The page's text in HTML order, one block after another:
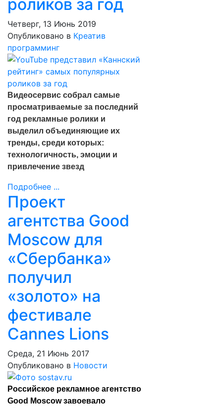
роликов за год
Четверг, 13 Июнь 2019
Опубликовано в Креатив
программинг
Видеосервис собрал самые
просматриваемые за последний
год рекламные ролики и
выделил объединяющие их
тренды, среди которых:
технологичность, эмоции и
привлечение звезд
Подробнее ...
Проект
агентства Good
Moscow для
«Сбербанка»
получил
«золото» на
фестивале
Cannes Lions
Среда, 21 Июнь 2017
Опубликовано в Новости
Российское рекламное агентство
Good Moscow завоевало